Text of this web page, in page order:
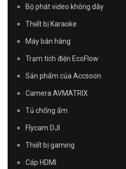
Bộ phát video không dây
Thiết bị Karaoke
Máy bán hàng
Trạm tích điện EcoFlow
Sản phẩm của Accsoon
Camera AVMATRIX
Tủ chống ẩm
Flycam DJI
Thiết bị gaming
Cáp HDMI